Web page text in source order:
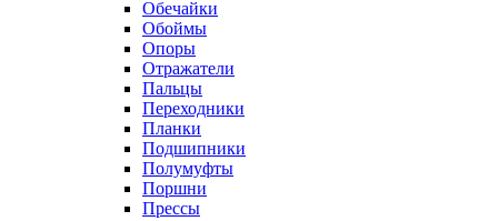
Обечайки
Обоймы
Опоры
Отражатели
Пальцы
Переходники
Планки
Подшипники
Полумуфты
Поршни
Прессы